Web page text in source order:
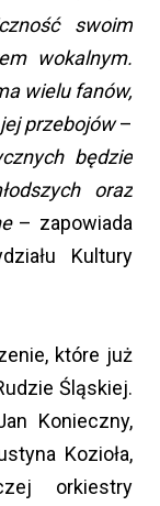
swoim
wokalnym.
wielu fanów,
przebojów–
będzie
oraz
– zapowiada
Kultury
które już
Śląskiej.
Konieczny,
Kozioła,
orkiestry